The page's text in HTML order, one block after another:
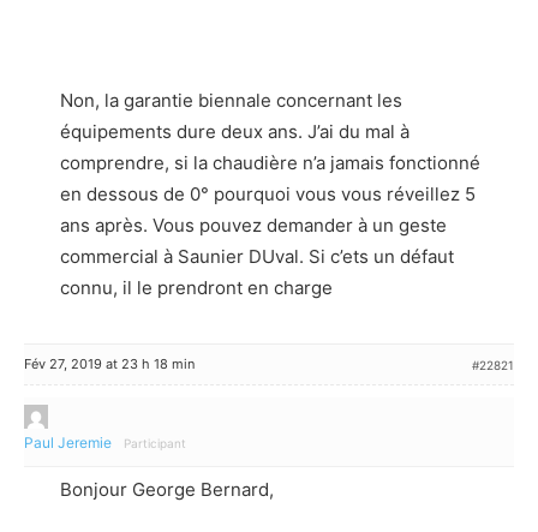
Non, la garantie biennale concernant les
équipements dure deux ans. J’ai du mal à
comprendre, si la chaudière n’a jamais fonctionné
en dessous de 0° pourquoi vous vous réveillez 5
ans après. Vous pouvez demander à un geste
commercial à Saunier DUval. Si c’ets un défaut
connu, il le prendront en charge
Fév 27, 2019 at 23 h 18 min #22821
Paul Jeremie Participant
Bonjour George Bernard,